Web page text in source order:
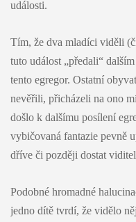
události.
Tím, že dva mladíci viděli
tuto událost „předali“
tento egregor. Ostatní
nevěřili, přicházeli na ono
došlo k dalšímu posílení
vybičovaná fantazie pevně
dříve či později dostat
Podobné hromadné
jedno dítě tvrdí, že vidělo